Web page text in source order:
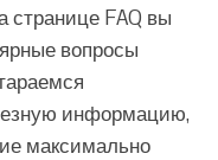
странице FAQ вы
вопросы
информацию,
максимально